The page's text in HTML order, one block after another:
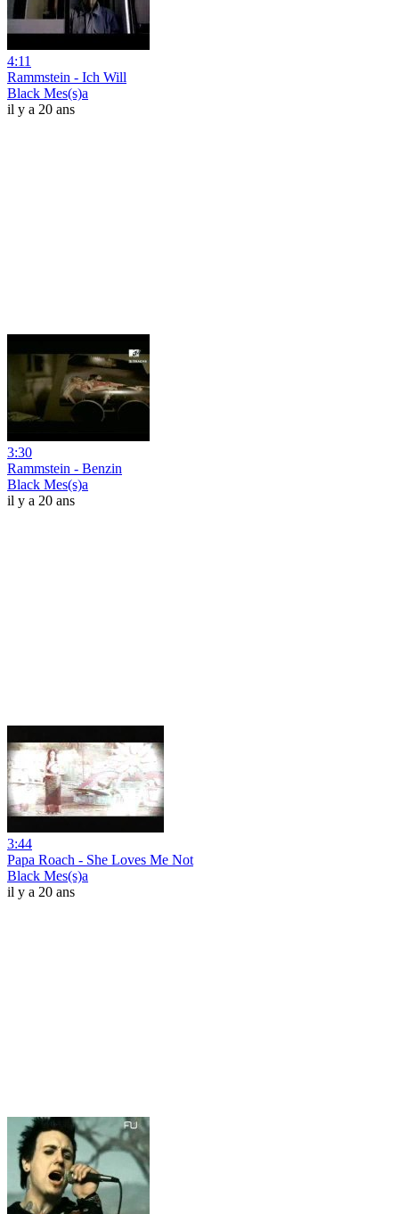
4:11
Rammstein - Ich Will
Black Mes(s)a
il y a 20 ans
3:30
Rammstein - Benzin
Black Mes(s)a
il y a 20 ans
3:44
Papa Roach - She Loves Me Not
Black Mes(s)a
il y a 20 ans